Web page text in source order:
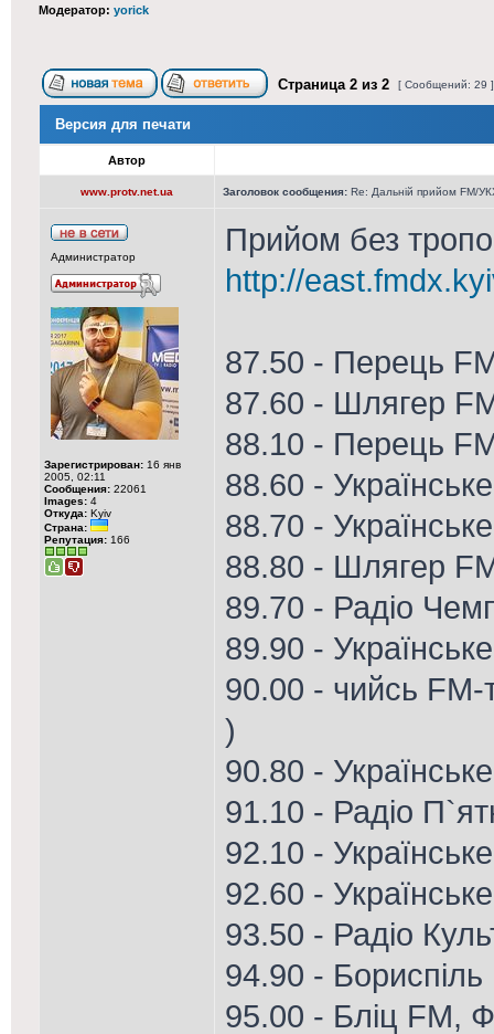
Модератор: yorick
Страница 2 из 2 [ Сообщений: 29
Версия для печати
Автор
www.protv.net.ua Заголовок сообщения: Re: Дальній прийом FM/
Администратор
Зарегистрирован: 16 янв
2005, 02:11
Сообщения: 22061
Images: 4
Откуда: Kyiv
Страна:
Репутация: 166
Прийом без
http://
87.50 - Перець
87.60 - Шлягер
88.10 - Перець
88.60 -
88.70 -
88.80 - Шлягер
89.70 - Радіо
89.90 -
90.00 - чийсь FM-
)
90.80 -
91.10 - Радіо
92.10 -
92.60 -
93.50 - Радіо
94.90 -
95.00 - Бліц FM,